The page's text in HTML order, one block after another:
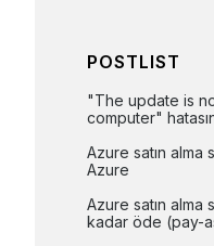
POSTLIST
"The update is
computer"
Azure satın
Azure
Azure satın alma
kadar öde (pay-